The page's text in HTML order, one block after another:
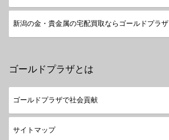
新潟の金・貴金属の宅配買取ならゴールドプラザ
ゴールドプラザとは
ゴールドプラザで社会貢献
サイトマップ